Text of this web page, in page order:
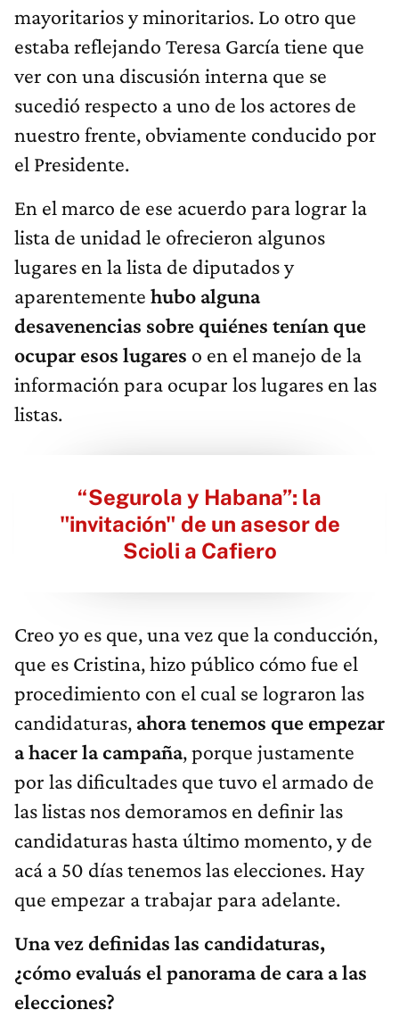
mayoritarios y minoritarios. Lo otro que
estaba reflejando Teresa García tiene que
ver con una discusión interna que se
sucedió respecto a uno de los actores de
nuestro frente, obviamente conducido por
el Presidente.
En el marco de ese acuerdo para lograr la
lista de unidad le ofrecieron algunos
lugares en la lista de diputados y
aparentemente hubo alguna
desavenencias sobre quiénes tenían que
ocupar esos lugares o en el manejo de la
información para ocupar los lugares en las
listas.
“Segurola y Habana”: la
"invitación" de un asesor de
Scioli a Cafiero
Creo yo es que, una vez que la conducción,
que es Cristina, hizo público cómo fue el
procedimiento con el cual se lograron las
candidaturas, ahora tenemos que empezar
a hacer la campaña, porque justamente
por las dificultades que tuvo el armado de
las listas nos demoramos en definir las
candidaturas hasta último momento, y de
acá a 50 días tenemos las elecciones. Hay
que empezar a trabajar para adelante.
Una vez definidas las candidaturas,
¿cómo evaluás el panorama de cara a las
elecciones?